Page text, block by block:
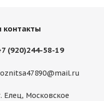
контакты
(920)244-58-19
Елец, Московское